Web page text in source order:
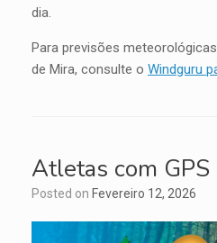
dia.
Para previsões
de Mira, consulte o Windguru
Atletas com GPS
Posted on Fevereiro 12, 2026